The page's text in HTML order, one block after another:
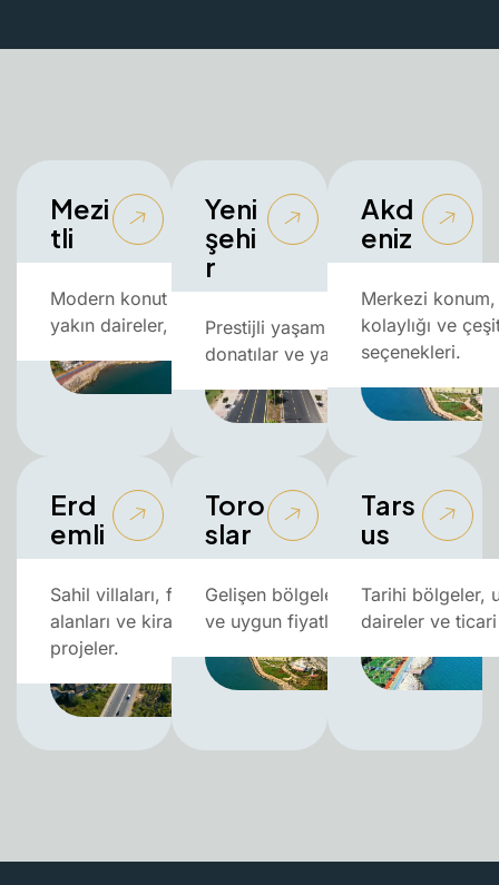
Mezi
tli
Modern konut projeleri, sahile
yakın daireler, yatırım fırsatları.
Yeni
şehi
r
Prestijli yaşam alanları, sosyal
donatılar ve yatırım fırsatları.
Akd
eniz
Merkezi konum,
kolaylığı ve
seçenekleri.
Erd
emli
Sahil villaları, ferah yaşam
alanları ve kira getirisi yüksek
projeler.
Toro
slar
Gelişen bölgeler, yeşil alanlar
ve uygun fiyatlı satılık daireler.
Tars
us
Tarihi bölgeler,
daireler ve